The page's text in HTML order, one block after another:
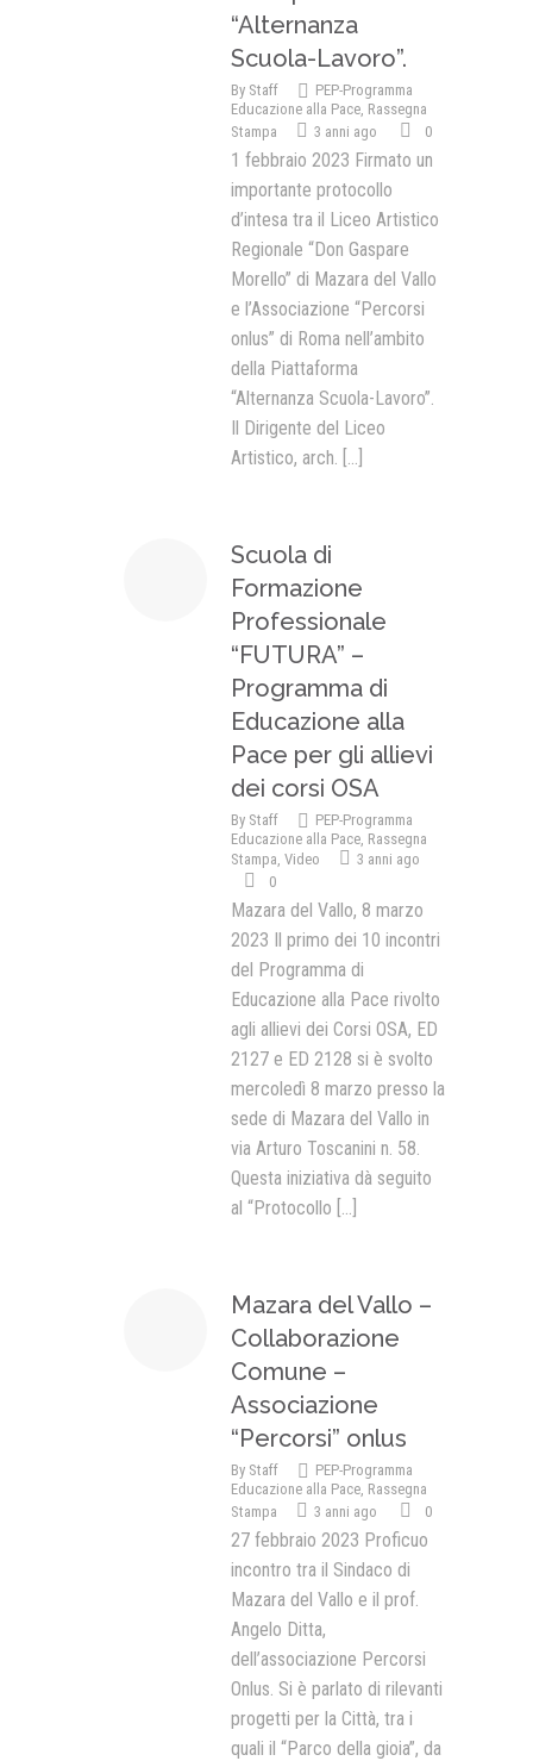
“Alternanza
Scuola-Lavoro”.
By Staff
PEP-Programma
Educazione alla Pace, Rassegna
Stampa
3 anni ago 0
1 febbraio 2023 Firmato un
importante protocollo
d’intesa tra il Liceo Artistico
Regionale “Don Gaspare
Morello” di Mazara del Vallo
e l’Associazione “Percorsi
onlus” di Roma nell’ambito
della Piattaforma
“Alternanza Scuola-Lavoro”.
Il Dirigente del Liceo
Artistico, arch. [...]
Scuola di
Formazione
Professionale
“FUTURA” –
Programma di
Educazione alla
Pace per gli allievi
dei corsi OSA
By Staff
PEP-Programma
Educazione alla Pace, Rassegna
Stampa, Video
3 anni ago
0
Mazara del Vallo, 8 marzo
2023 Il primo dei 10 incontri
del Programma di
Educazione alla Pace rivolto
agli allievi dei Corsi OSA, ED
2127 e ED 2128 si è svolto
mercoledì 8 marzo presso la
sede di Mazara del Vallo in
via Arturo Toscanini n. 58.
Questa iniziativa dà seguito
al “Protocollo [...]
Mazara del Vallo –
Collaborazione
Comune –
Associazione
“Percorsi” onlus
By Staff
PEP-Programma
Educazione alla Pace, Rassegna
Stampa
3 anni ago 0
27 febbraio 2023 Proficuo
incontro tra il Sindaco di
Mazara del Vallo e il prof.
Angelo Ditta,
dell’associazione Percorsi
Onlus. Si è parlato di rilevanti
progetti per la Città, tra i
quali il “Parco della gioia”, da